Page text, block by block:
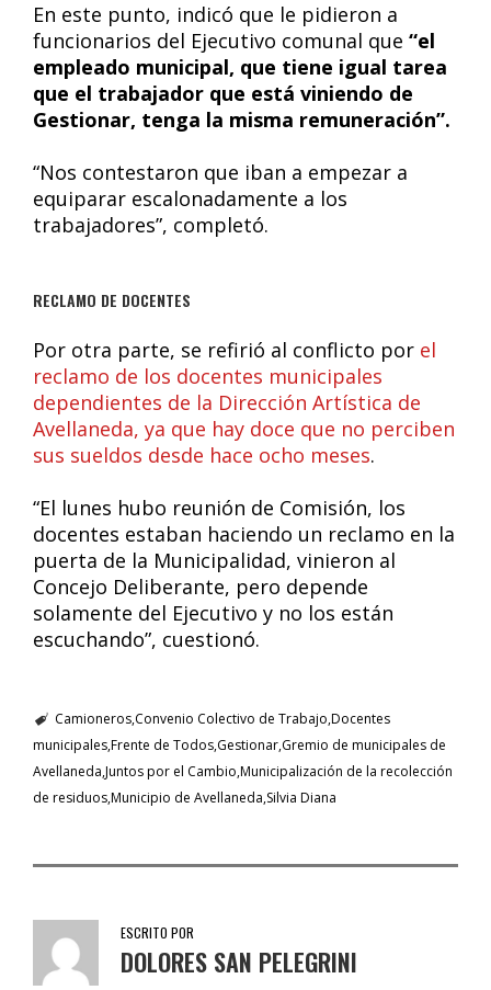
En este punto, indicó que le pidieron a
funcionarios del Ejecutivo comunal que “el
empleado municipal, que tiene igual tarea
que el trabajador que está viniendo de
Gestionar, tenga la misma remuneración”.
“Nos contestaron que iban a empezar a
equiparar escalonadamente a los
trabajadores”, completó.
RECLAMO DE DOCENTES
Por otra parte, se refirió al conflicto por el
reclamo de los docentes municipales
dependientes de la Dirección Artística de
Avellaneda, ya que hay doce que no perciben
sus sueldos desde hace ocho meses.
“El lunes hubo reunión de Comisión, los
docentes estaban haciendo un reclamo en la
puerta de la Municipalidad, vinieron al
Concejo Deliberante, pero depende
solamente del Ejecutivo y no los están
escuchando”, cuestionó.
CamionerosConvenio Colectivo de Trabajo Docentes
municipalesFrente de Todos Gestionar Gremio de municipales de
Avellaneda Juntos por el Cambio Municipalización de la recolección
de residuosMunicipio de Avellaneda Silvia Diana
ESCRITO POR
DOLORES SAN PELEGRINI